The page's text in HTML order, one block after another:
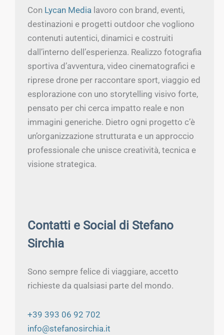
Con Lycan Media lavoro con brand, eventi,
destinazioni e progetti outdoor che vogliono
contenuti autentici, dinamici e costruiti
dall’interno dell’esperienza. Realizzo fotografia
sportiva d’avventura, video cinematografici e
riprese drone per raccontare sport, viaggio ed
esplorazione con uno storytelling visivo forte,
pensato per chi cerca impatto reale e non
immagini generiche. Dietro ogni progetto c’è
un’organizzazione strutturata e un approccio
professionale che unisce creatività, tecnica e
visione strategica.
Contatti e Social di Stefano
Sirchia
Sono sempre felice di viaggiare, accetto
richieste da qualsiasi parte del mondo.
+39 393 06 92 702
info@stefanosirchia.it